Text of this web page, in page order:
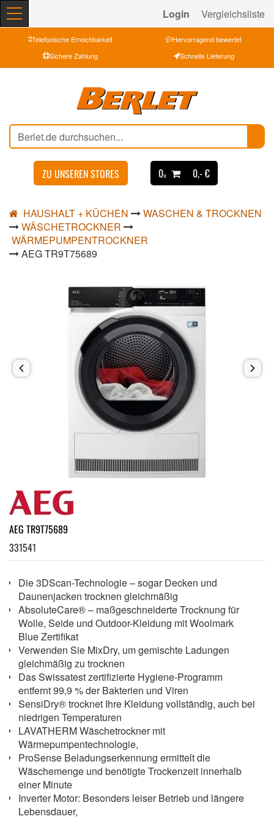
Login Vergleichsliste
Telefonische Erreichbarkeit
Hervorragend bewertet
Sichere Zahlung
Schnelle Lieferung
ZU UNSEREN STORES 0ₓ 0,- €
HAUSHALT + KÜCHEN
WASCHEN & TROCKNEN
WÄSCHETROCKNER
WÄRMEPUMPENTROCKNER
AEG TR9T75689
AEG TR9T75689
331541
Die 3DScan-Technologie – sogar Decken und
Daunenjacken trocknen gleichmäßig
AbsoluteCare® – maßgeschneiderte Trocknung für
Wolle, Seide und Outdoor-Kleidung mit Woolmark
Blue Zertifikat
Verwenden Sie MixDry, um gemischte Ladungen
gleichmäßig zu trocknen
Das Swissatest zertifizierte Hygiene-Programm
entfernt 99,9 % der Bakterien und Viren
SensiDry® trocknet Ihre Kleidung vollständig, auch bei
niedrigen Temperaturen
LAVATHERM Wäschetrockner mit
Wärmepumpentechnologie,
ProSense Beladungserkennung ermittelt die
Wäschemenge und benötigte Trockenzeit innerhalb
einer Minute
Inverter Motor: Besonders leiser Betrieb und längere
Lebensdauer,